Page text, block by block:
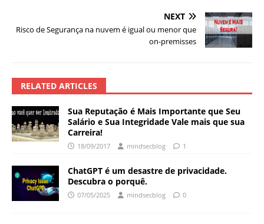
NEXT
Risco de Segurança na nuvem é igual ou menor que
on-premisses
RELATED ARTICLES
Sua Reputação é Mais Importante que Seu
Salário e Sua Integridade Vale mais que sua
Carreira!
18/09/2017 mindsecblog 1
ChatGPT é um desastre de privacidade.
Descubra o porquê.
07/05/2025 mindsecblog 0